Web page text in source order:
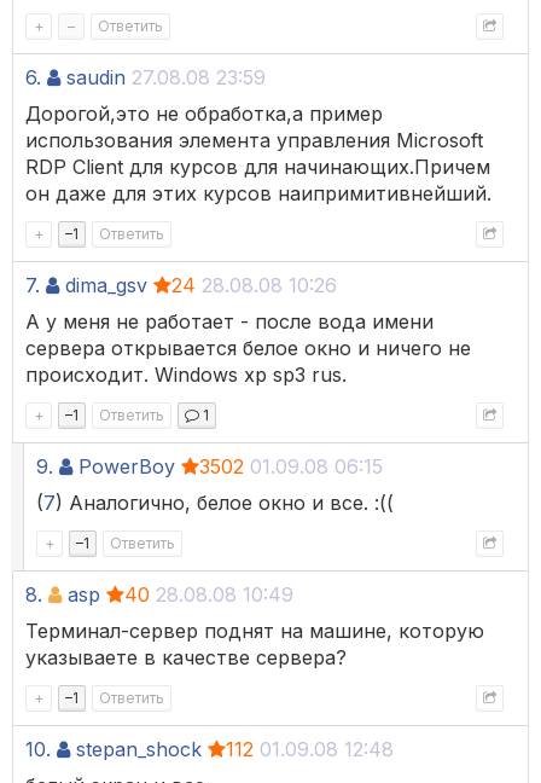
+ – Ответить
6. saudin 27.08.08 23:59
Дорогой,это не обработка,а пример
использования элемента управления Microsoft
RDP Client для курсов для начинающих.Причем
он даже для этих курсов наипримитивнейший.
+ –1 Ответить
7. dima_gsv 24 28.08.08 10:26
А у меня не работает - после вода имени
сервера открывается белое окно и ничего не
происходит. Windows xp sp3 rus.
+ –1 Ответить 1
9. PowerBoy 3502 01.09.08 06:15
(7) Аналогично, белое окно и все. :((
+ –1 Ответить
8. asp 40 28.08.08 10:49
Терминал-сервер поднят на машине, которую
указываете в качестве сервера?
+ –1 Ответить
10. stepan_shock 112 01.09.08 12:48